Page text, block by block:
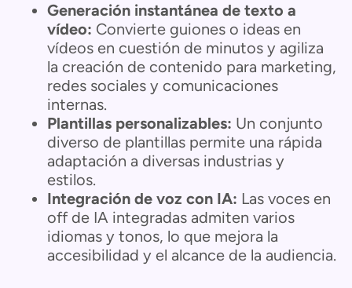
Generación instantánea de texto a
vídeo: Convierte guiones o ideas en
vídeos en cuestión de minutos y agiliza
la creación de contenido para marketing,
redes sociales y comunicaciones
internas.
Plantillas personalizables: Un conjunto
diverso de plantillas permite una rápida
adaptación a diversas industrias y
estilos.
Integración de voz con IA: Las voces en
off de IA integradas admiten varios
idiomas y tonos, lo que mejora la
accesibilidad y el alcance de la audiencia.